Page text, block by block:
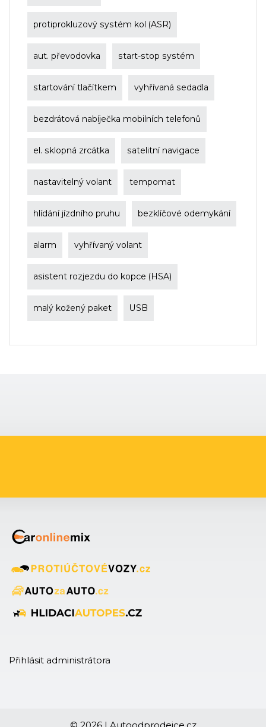
protiprokluzový systém kol (ASR)
aut. převodovka start-stop systém
startování tlačítkem vyhřívaná sedadla
bezdrátová nabíječka mobilních telefonů
el. sklopná zrcátka satelitní navigace
nastavitelný volant tempomat
hlídání jízdního pruhu bezklíčové odemykání
alarm vyhřívaný volant
asistent rozjezdu do kopce (HSA)
malý kožený paket USB
Přihlásit administrátora